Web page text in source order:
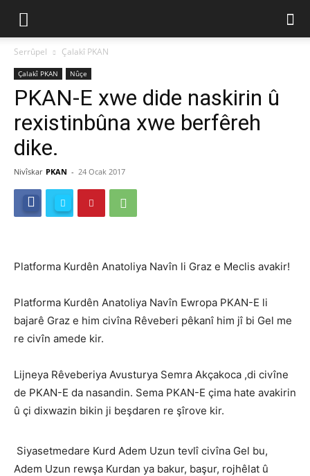
Serrûpel Çalakî PKAN
Çalakî PKAN Nûçe
PKAN-E xwe dide naskirin û
rexistinbûna xwe berfêreh
dike.
Nivîskar PKAN - 24 Ocak 2017
Platforma Kurdên Anatoliya Navîn li Graz e Meclis avakir!
Platforma Kurdên Anatoliya Navîn Ewropa PKAN-E li
bajarê Graz e him civîna Rêveberi pêkanî him jî bi Gel me
re civîn amede kir.
Lijneya Rêveberiya Avusturya Semra Akçakoca ,di civîne
de PKAN-E da nasandin. Sema PKAN-E çima hate avakirin
û çi dixwazin bikin ji beşdaren re şîrove kir.
Siyasetmedare Kurd Adem Uzun tevlî civîna Gel bu,
Adem Uzun rewşa Kurdan ya bakur, başur, rojhêlat û